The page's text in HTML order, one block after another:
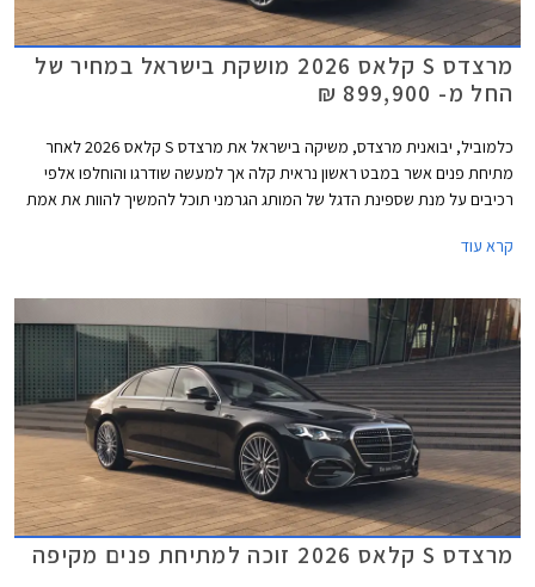
מרצדס S קלאס 2026 מושקת בישראל במחיר של
החל מ- 899,900 ₪
כלמוביל, יבואנית מרצדס, משיקה בישראל את מרצדס S קלאס 2026 לאחר
מתיחת פנים אשר במבט ראשון נראית קלה אך למעשה שודרגו והוחלפו אלפי
רכיבים על מנת שספינת הדגל של המותג הגרמני תוכל להמשיך להוות את אמת
קרא עוד
מרצדס S קלאס 2026 זוכה למתיחת פנים מקיפה